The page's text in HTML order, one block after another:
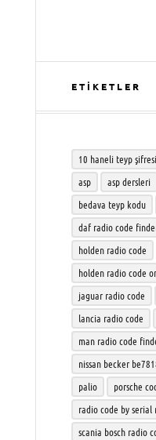
ETİKETLER
10 haneli teyp şifresi
asp
asp dersleri
bedava teyp kodu
daf radio code
holden radio code
holden radio code
jaguar radio code
lancia radio code
man radio code
nissan becker
palio
porsche
radio code by serial
scania bosch radio